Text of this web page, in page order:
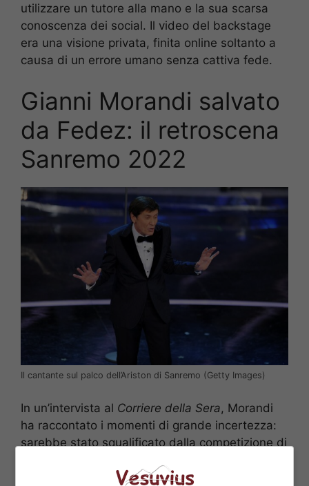
utilizzare un tutore alla mano e la sua scarsa
conoscenza dei social. Il video del backstage
era una visione privata, finita online soltanto a
causa di un errore umano senza cattiva fede.
Gianni Morandi salvato
da Fedez: il retroscena
Sanremo 2022
Il cantante sul palco dell’Ariston di Sanremo (Getty Images)
In un’intervista al Corriere della Sera, Morandi
ha raccontato i momenti di grande incertezza:
sarebbe stato squalificato dalla competizione di
salvato il precedente dello